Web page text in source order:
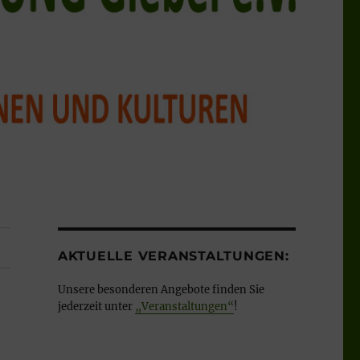
AKTUELLE VERANSTALTUNGEN:
Unsere besonderen Angebote finden Sie
jederzeit unter „Veranstaltungen“!